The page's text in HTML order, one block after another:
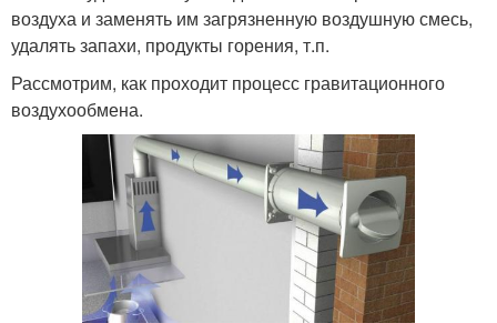
воздуха и заменять им загрязненную воздушную смесь,
удалять запахи, продукты горения, т.п.
Рассмотрим, как проходит процесс гравитационного
воздухообмена.